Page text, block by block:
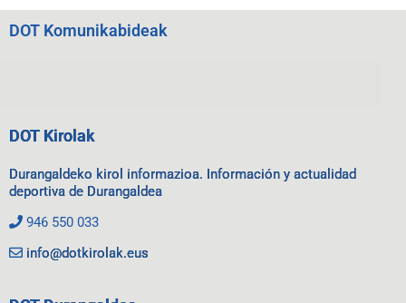
DOT Komunikabideak
DOT Kirolak
Durangaldeko kirol informazioa. Información y actualidad
deportiva de Durangaldea
946 550 033
info@dotkirolak.eus